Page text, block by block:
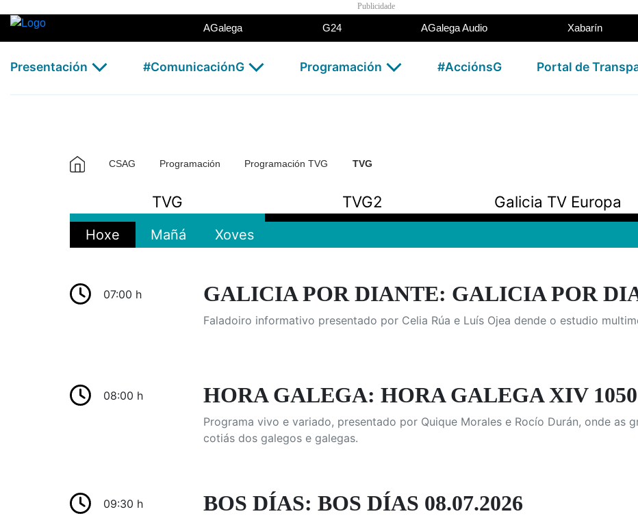
Skip to Main Content
TVG - CSAG Publicidade
AGalega G24 AGalega Audio Xabarín
Presentación #ComunicaciónG Programación #AcciónsG Portal de
CSAG Programación Programación TVG TVG
TVG TVG2 Galicia TV Europa
Hoxe Mañá Xoves
07:00 h GALICIA POR DIANTE: GALICIA POR
Faladoiro informativo presentado por Celia Rúa e Luís Ojea dende o estudio
08:00 h HORA GALEGA: HORA GALEGA XIV 1050
Programa vivo e variado, presentado por Quique Morales e Rocío Durán, onde as
cotiás dos galegos e galegas.
09:30 h BOS DÍAS: BOS DÍAS 08.07.2026